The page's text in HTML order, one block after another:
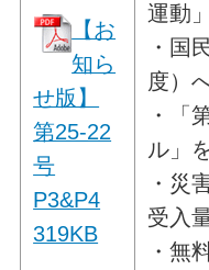
【お
知ら
せ版】
第25-22
号
P3&P4
319KB
運動
・国
度）
・「
ル」
・災
受入
・無